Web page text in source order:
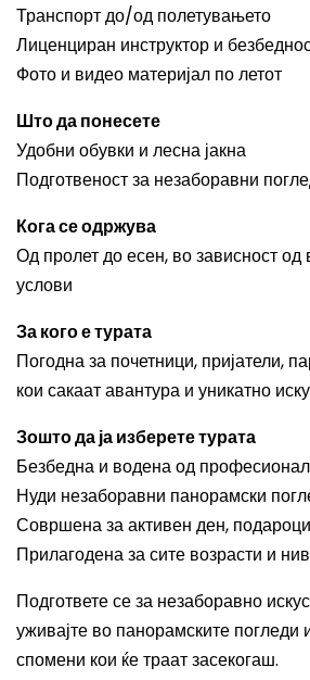
Транспорт до/од полетувањето
Лиценциран инструктор и
Фото и видео материјал по летот
Што да понесете
Удобни обувки и лесна јакна
Подготвеност за незаборавни
Кога се одржува
Од пролет до есен, во зависност од
услови
За кого е турата
Погодна за почетници, пријатели,
кои сакаат авантура и уникатно
Зошто да ја изберете турата
Безбедна и водена од
Нуди незаборавни панорамски
Совршена за активен ден,
Прилагодена за сите возрасти и
Подгответе се за незаборавно
уживајте во панорамските погледи
спомени кои ќе траат засекогаш.